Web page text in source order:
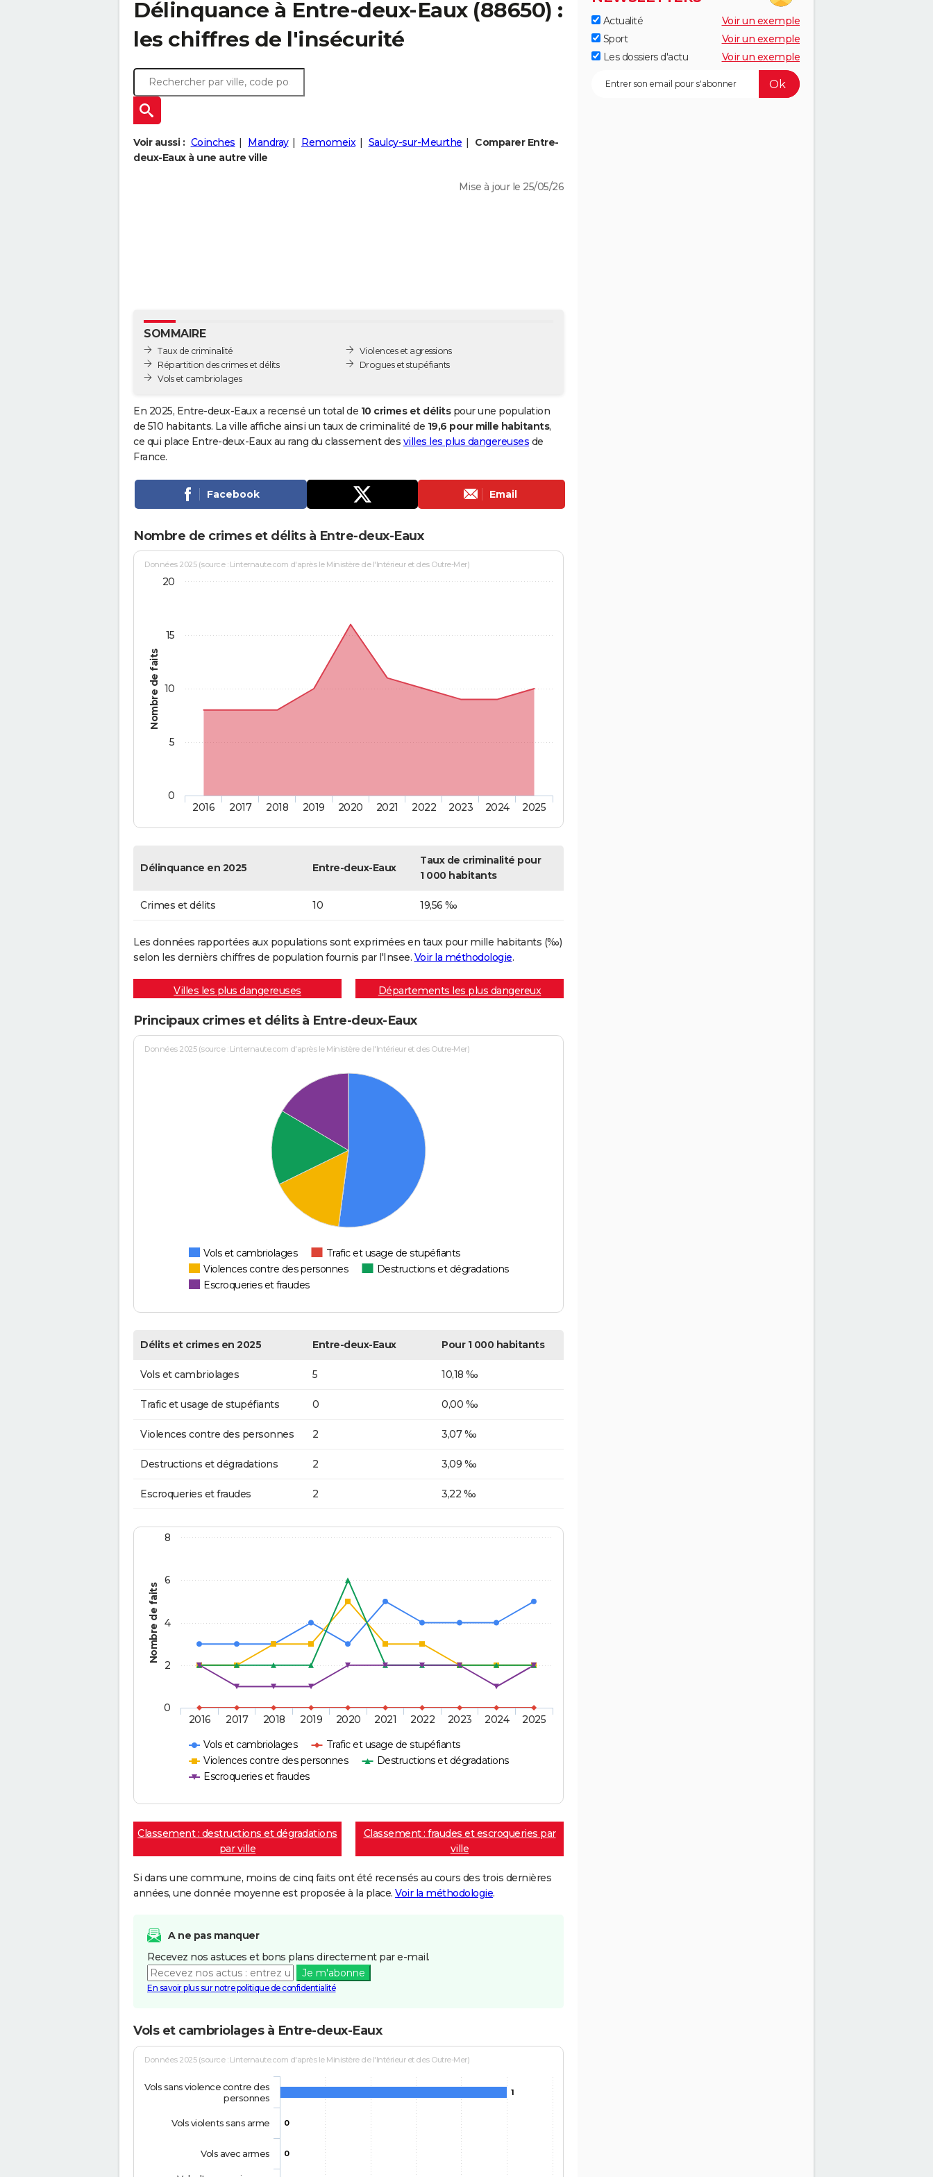
Délinquance à Entre-deux-Eaux(88650) :
les chiffres de l'insécurité
Voir aussi : Coinches Mandray Remomeix Saulcy-sur-Meurthe
Comparer Entre-
deux-Eaux à une autre ville
Mise à jour le 25/05/26
SOMMAIRE
Taux de criminalité
Répartition des crimes et délits
Vols et cambriolages
Violences et agressions
Drogues et stupéfiants
En 2025, Entre-deux-Eaux a recensé un total de 10 crimes et délitspour une population
de 510 habitants. La ville affiche ainsi un taux de criminalité de 19,6 pour mille habitants,
ce qui place Entre-deux-Eaux au rang du classement des villes les plus dangereuses de
France.
Facebook Email
Nombre de crimes et délits à Entre-deux-Eaux
Nombre de faits
Données 2025 (source : Linternaute.com d'après le Ministère de l'Intérieur et des Outre-Mer)
2016 2017 2018 2019 2020 2021 2022 2023 2024 2025
0
5
10
15
20
Délinquance en 2025 Entre-deux-Eaux
Taux de criminalité pour
1 000 habitants
Crimes et délits 10 19,56 ‰
Les données rapportées aux populations sont exprimées en taux pour mille habitants (‰)
selon les dernièrs chiffres de population fournis par l'Insee. Voir la méthodologie.
Villes les plus dangereuses Départements les plus dangereux
Principaux crimes et délits à Entre-deux-Eaux
Données 2025 (source : Linternaute.com d'après le Ministère de l'Intérieur et des Outre-Mer)
Vols et cambriolages
Trafic et usage de stupéfiants
Violences contre des personnes
Destructions et dégradations
Escroqueries et fraudes
Délits et crimes en 2025 Entre-deux-Eaux Pour 1 000 habitants
Vols et cambriolages 5 10,18 ‰
Trafic et usage de stupéfiants 0 0,00 ‰
Violences contre des personnes 2 3,07 ‰
Destructions et dégradations 2 3,09 ‰
Escroqueries et fraudes 2 3,22 ‰
Nombre de faits
Vols et cambriolages
Trafic et usage de stupéfiants
Violences contre des personnes
Destructions et dégradations
Escroqueries et fraudes
2016 2017 2018 2019 2020 2021 2022 2023 2024 2025
0
2
4
6
8
Classement : destructions et dégradations
par ville
Classement : fraudes et escroqueries par
ville
Si dans une commune, moins de cinq faits ont été recensés au cours des trois dernières
années, une donnée moyenne est proposée à la place. Voir la méthodologie.
A ne pas manquer
Recevez nos astuces et bons plans directement par e-mail.
Je m'abonne
En savoir plus sur notre politique de confidentialité
Vols et cambriolages à Entre-deux-Eaux
Données 2025 (source : Linternaute.com d'après le Ministère de l'Intérieur et des Outre-Mer)
1
0
0
Vols sans violence contre des
personnes
Vols violents sans arme
Vols avec armes
Actualité
Voir un exemple
Sport
Voir un exemple
Les dossiers d'actu
Voir un exemple